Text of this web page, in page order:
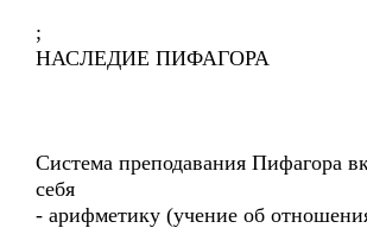
;
НАСЛЕДИЕ ПИФАГОРА
Система преподавания Пифагора
себя
- арифметику (учение об